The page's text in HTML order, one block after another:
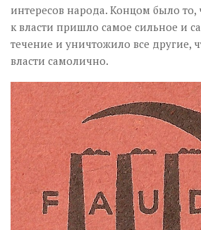
интересов народа. Концом было то,
к власти пришло самое сильное и
течение и уничтожило все другие,
власти самолично.